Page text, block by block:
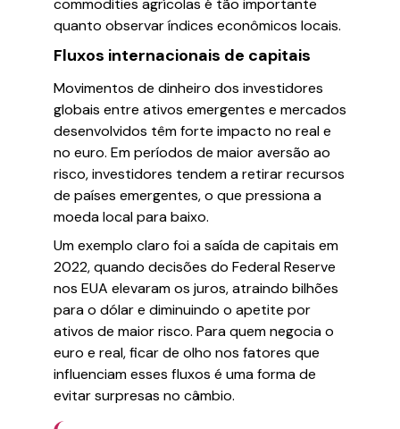
commodities agrícolas é tão importante
quanto observar índices econômicos locais.
Fluxos internacionais de capitais
Movimentos de dinheiro dos investidores
globais entre ativos emergentes e mercados
desenvolvidos têm forte impacto no real e
no euro. Em períodos de maior aversão ao
risco, investidores tendem a retirar recursos
de países emergentes, o que pressiona a
moeda local para baixo.
Um exemplo claro foi a saída de capitais em
2022, quando decisões do Federal Reserve
nos EUA elevaram os juros, atraindo bilhões
para o dólar e diminuindo o apetite por
ativos de maior risco. Para quem negocia o
euro e real, ficar de olho nos fatores que
influenciam esses fluxos é uma forma de
evitar surpresas no câmbio.